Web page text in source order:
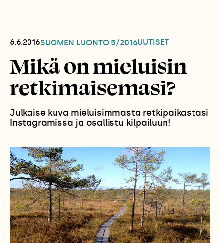
6.6.2016SUOMEN LUONTO 5/2016UUTISET
Mikä on mieluisin
retkimaisemasi?
Julkaise kuva mieluisimmasta retkipaikastasi
Instagramissa ja osallistu kilpailuun!